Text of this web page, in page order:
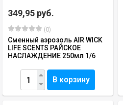
349,95 руб.
(0)
Сменный аэрозоль AIR WICK
LIFE SCENTS РАЙСКОЕ
НАСЛАЖДЕНИЕ 250мл 1/6
В корзину